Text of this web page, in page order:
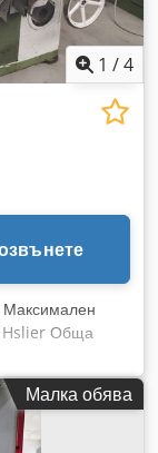
1 /4
Максимален
Hslier Обща
Малка обява